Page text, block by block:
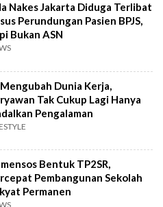
Nakes Jakarta Diduga Terlibat
Perundungan Pasien BPJS,
Bukan ASN
Dunia Kerja,
Tak Cukup Lagi Hanya
Pengalaman
Bentuk TP2SR,
Pembangunan Sekolah
Permanen